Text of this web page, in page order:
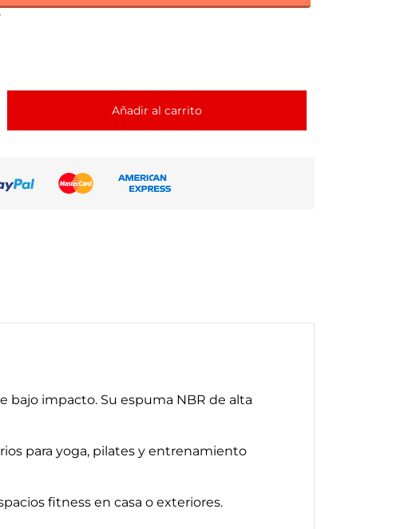
Añadir al carrito
bajo impacto. Su espuma NBR de alta
para yoga, pilates y entrenamiento
fitness en casa o exteriores.